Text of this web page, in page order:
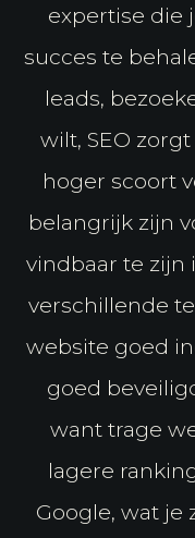
expertise die
succes te
leads,
wilt, SEO
hoger scoort
belangrijk zijn
vindbaar te zijn
verschillende
website goed
goed
want trage
lagere
Google, wat je